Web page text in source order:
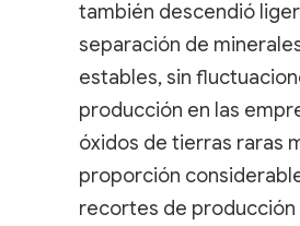
también descendió
separación de
estables, sin
producción en las
óxidos de tierras raras
proporción
recortes de